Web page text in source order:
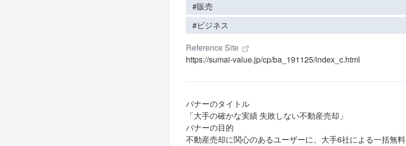
#販売
#ビジネス
Reference Site
https://sumai-value.jp/cp/ba_191125/index_c.html
バナーのタイトル
「大手の確かな実績 失敗しない不動産売却」
バナーの目的
不動産売却に関心のあるユーザーに、大手6社による一括無